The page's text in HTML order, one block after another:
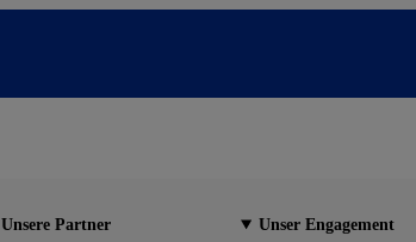
Unsere Partner
Unser Engagement